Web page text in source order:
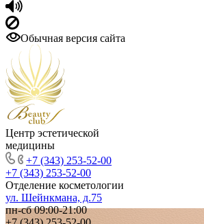
Обычная версия сайта
Центр эстетической
медицины
+7 (343) 253-52-00
+7 (343) 253-52-00
Отделение косметологии
ул. Шейнкмана, д.75
пн-сб 09:00-21:00